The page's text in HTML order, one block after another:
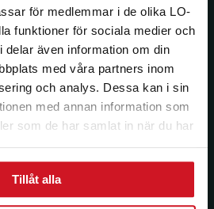
för medlemmar i de olika LO-
funktioner för sociala medier och
även information om din
med våra partners inom
och analys. Dessa kan i sin
med annan information som
som de har samlat in när du har
Tillåt alla